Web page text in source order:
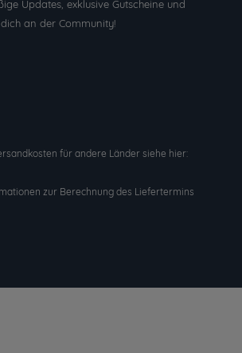
Updates, exklusive Gutscheine und
an der Community!
für andere Länder siehe hier:
zur Berechnung des Liefertermins